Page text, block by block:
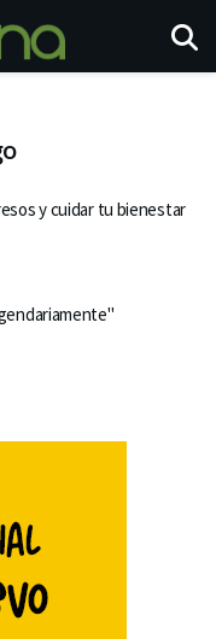
y cuidar tu bienestar